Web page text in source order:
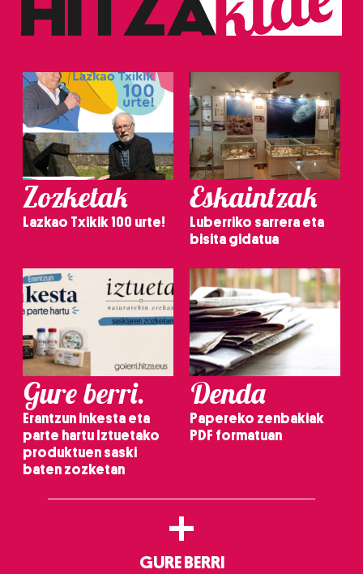
Zozketak
Lazkao Txikik 100 urte!
Eskaintzak
Luberriko sarrera eta
bisita gidatua
Gure berri.
Erantzun inkesta eta
parte hartu Iztuetako
produktuen saski
baten zozketan
Denda
Papereko zenbakiak
PDF formatuan
+
GURE BERRI